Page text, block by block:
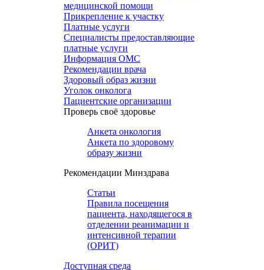
медицинской помощи
Прикрепление к участку
Платные услуги
Специалисты предоставляющие
платные услуги
Информация ОМС
Рекомендации врача
Здоровый образ жизни
Уголок онколога
Пациентские организации
Проверь своё здоровье
Анкета онкология
Анкета по здоровому
образу жизни
Рекомендации Минздрава
Статьи
Правила посещения
пациента, находящегося в
отделении реанимации и
интенсивной терапии
(ОРИТ)
Доступная среда